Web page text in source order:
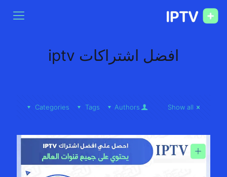
افضل اشتراكات iptv
Categories Tags Authors Show all